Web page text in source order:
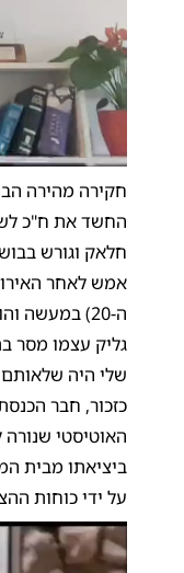
חקירה מהירה
החשד את ח"כ
חלאק וגורש
אמש לאחר
ה-20) במעשה והוא נעצר והובא לחקירה.
גליק עצמו מסר
שלי היה שלאותם
כזכור, חבר
האוטיסטי
ביציאתו מבית
על ידי כוחות